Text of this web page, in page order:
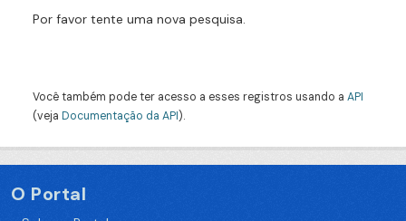
Por favor tente uma nova pesquisa.
Você também pode ter acesso a esses registros usando a API
(veja Documentação da API).
O Portal